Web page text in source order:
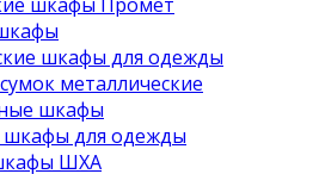
шкафы для одежды
металлические
шкафы
для одежды
ШХА